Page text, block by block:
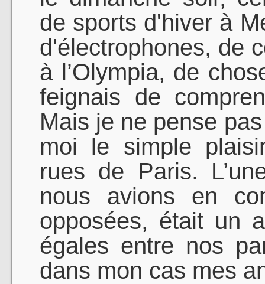
de sports d'hiver à
d'électrophones, de
à l’Olympia, de
feignais de
Mais je ne pense
moi le simple
rues de Paris.
nous avions en
opposées, était un
égales entre nos
dans mon cas mes